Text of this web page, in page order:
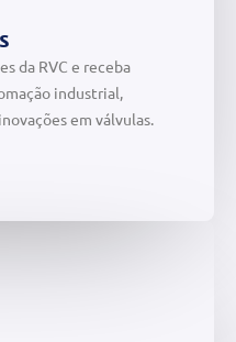
da RVC e receba
industrial,
em válvulas.